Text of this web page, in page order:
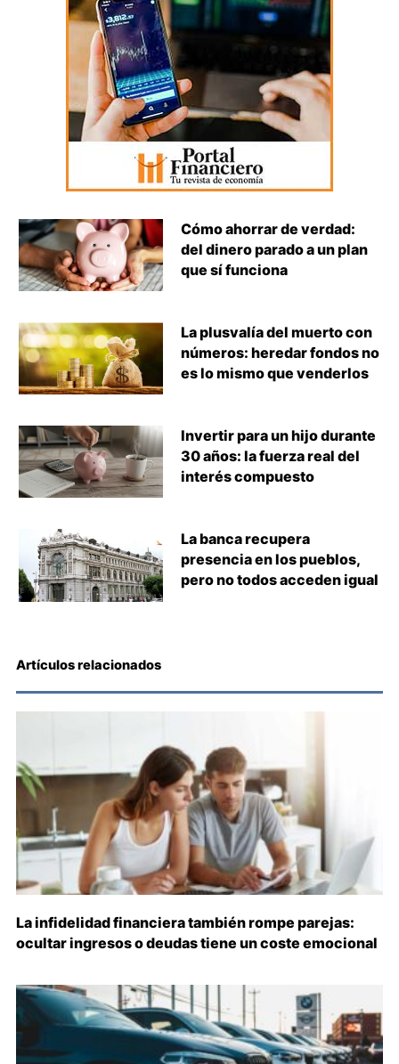
Cómo ahorrar de verdad:
del dinero parado a un plan
que sí funciona
La plusvalía del muerto con
números: heredar fondos no
es lo mismo que venderlos
Invertir para un hijo durante
30 años: la fuerza real del
interés compuesto
La banca recupera
presencia en los pueblos,
pero no todos acceden igual
Artículos relacionados
La infidelidad financiera también rompe parejas:
ocultar ingresos o deudas tiene un coste emocional